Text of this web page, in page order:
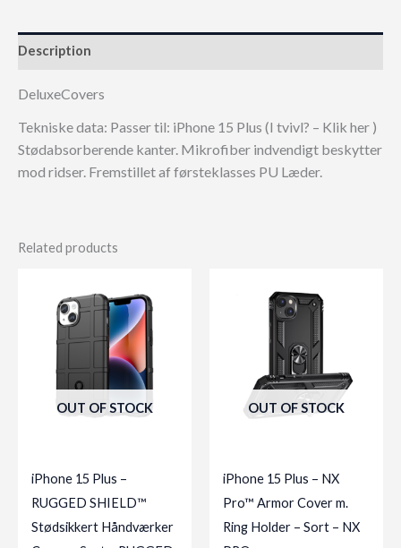
Description
DeluxeCovers
Tekniske data: Passer til: iPhone 15 Plus (I tvivl? – Klik her )
Stødabsorberende kanter. Mikrofiber indvendigt beskytter
mod ridser. Fremstillet af førsteklasses PU Læder.
Related products
OUT OF STOCK
iPhone 15 Plus –
RUGGED SHIELD™
Stødsikkert Håndværker
OUT OF STOCK
iPhone 15 Plus – NX
Pro™ Armor Cover m.
Ring Holder – Sort – NX